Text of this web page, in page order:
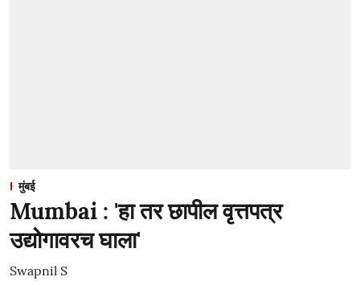
मुंबई
Mumbai : 'हा तर छापील वृत्तपत्र
उद्योगावरच घाला'
Swapnil S